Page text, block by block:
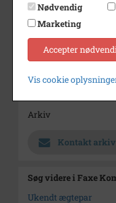
Dateringsnote
Fotograf
Se på kort
Arkiv
Kontakt
Søg videre i Faxe
Ukendt ægtepar
Nødvendig
Marketing
Accepter
Vis cookie